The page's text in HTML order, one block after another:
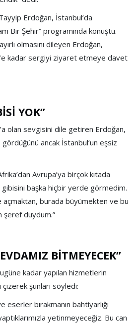
Erdoğan, İstanbul’da
Bir Şehir” programında konuştu.
olmasını dileyen Erdoğan,
kadar sergiyi ziyaret etmeye davet
YOK”
olan sevgisini dile getiren Erdoğan,
gördüğünü ancak İstanbul’un eşsiz
Avrupa’ya birçok kıtada
başka hiçbir yerde görmedim.
burada büyümekten ve bu
duydum.”
BİTMEYECEK”
kadar yapılan hizmetlerin
çizerek şunları söyledi:
eserler bırakmanın bahtiyarlığı
yetinmeyeceğiz. Bu can